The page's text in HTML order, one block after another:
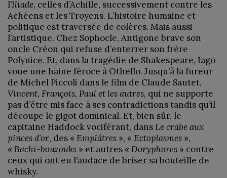
l’Iliade, celles d’Achille, successivement contre les
Achéens et les Troyens. L’histoire humaine et
politique est traversée de colères. Mais aussi
l’artistique. Chez Sophocle, Antigone brave son
oncle Créon qui refuse d’enterrer son frère
Polynice. Et, dans la tragédie de Shakespeare, Iago
voue une haine féroce à Othello. Jusqu’à la fureur
de Michel Piccoli dans le film de Claude Sautet,
Vincent, François, Paul et les autres, qui ne supporte
pas d’être mis face à ses contradictions tandis qu’il
découpe le gigot dominical. Et, bien sûr, le
capitaine Haddock vociférant, dans Le crabe aux
pinces d’or, des « Emplâtres », « Ectoplasmes »,
« Bachi-bouzouks » et autres « Doryphores » contre
ceux qui ont eu l’audace de briser sa bouteille de
whisky.